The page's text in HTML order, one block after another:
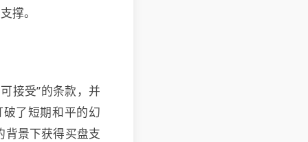
撑。
接受”的条款，并
了短期和平的幻
背景下获得买盘支